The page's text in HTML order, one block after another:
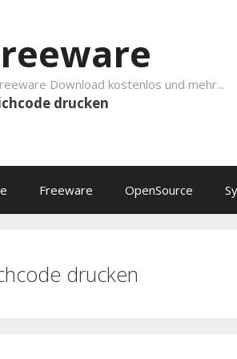
Download kostenlos und mehr...
drucken
Freeware OpenSource
drucken